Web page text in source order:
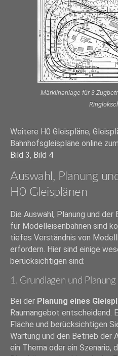
Märklinanlage für 3-
Weitere H0 Gleispläne,
Bahnhofsgleispläne online
Bild 3, Bild 4
Auswahl, Planung
H0 Gleisplänen
Die Auswahl, Planung und
für Modelleisenbahnen sind
tiefes Verständnis von
erfordern. Hier sind einige
berücksichtigen sind:
1. Grundlagen und
Bei der Planung eines
Raumangebot entscheidend.
Fläche und berücksichtigen
Wartung und den Betrieb der
ein Thema oder ein Szenario,